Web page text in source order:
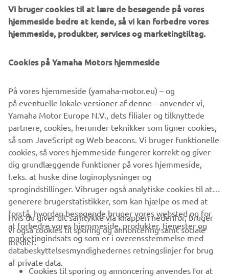
©Yamaha Motor Europe N.V. / Yamaha Motor Co., Ltd.
aldrig anvendes til erhvervsmæssige eller ikke-
erhvervsmæssige formål uden direkte, skriftligt samtykke
fra Yamaha Motor Europe N.V. og/eller Yamaha Motor Co.,
Ltd.
Kør altid på en sikker måde og følg alle lokale
færdselsregler.
VIRKSOMHED
B2B
Vi bruger cookies til at lære de besøgende på vores
hjemmeside bedre at kende, så vi kan forbedre vores
hjemmeside, produkter, services og marketingtiltag.
Cookies på Yamaha Motors hjemmeside
På vores hjemmeside (yamaha-motor.eu) – og
på eventuelle lokale versioner af denne – anvender vi,
Yamaha Motor Europe N.V., dets filialer og tilknyttede
partnere, cookies, herunder teknikker som ligner cookies,
så som JaveScript og Web beacons. Vi bruger funktionelle
cookies, så vores hjemmeside fungerer korrekt og giver
dig grundlæggende funktioner på vores hjemmeside,
f.eks. at huske dine loginoplysninger og
sprogindstillinger. Vibruger også analytiske cookies til at
generere brugerstatistikker, som kan hjælpe os med at
forstå, hvordan besøgende bruger vores websted og for
at forbedre vores hjemmeside, produkter, tjenester og
marketingindsats og som er i overensstemmelse med
databeskyttelsesmyndighedernes retningslinjer for brug
af private data.
Hvis du giver dit samtykke via knappen nedenfor, bruger
vi også cookies til sporing og annoncering samt sociale
medier:
Cookies til sporing og annoncering anvendes for at